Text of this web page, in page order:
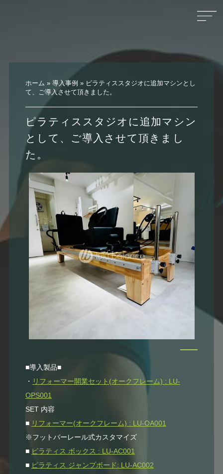
ホーム » 導入事例 » ピラティススタジオに追加マシンとし
て、ご導入させて頂きました。
ピラティススタジオに追加マシン
として、ご導入させて頂きまし
た。
■導入製品■
・ リフォーマー開業セット(オークフレーム) : LU-
OPS001
SET 内容
■ リフォーマー(オークフレーム) : LU-OA001
※フットバーレール式カスタマイズ
■ ピラティス ボックス : LU-AC001
■ ピラティス ジャンプボード: LU-AC002